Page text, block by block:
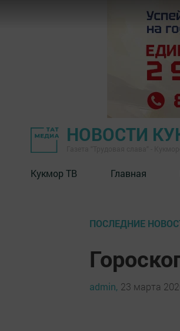
НОВОСТИ
Кукмор ТВ Главная
ПОСЛЕДНИЕ
admin, 23 марта